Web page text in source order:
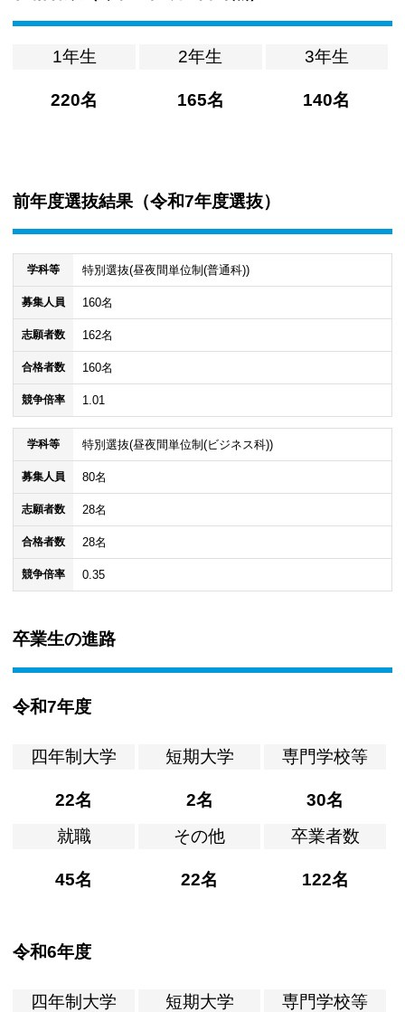
1年生
220名
2年生
165名
3年生
140名
前年度選抜結果（令和7年度選抜）
学科等 特別選抜(昼夜間単位制(普通科))
募集人員 160名
志願者数 162名
合格者数 160名
競争倍率 1.01
学科等 特別選抜(昼夜間単位制(ビジネス科))
募集人員 80名
志願者数 28名
合格者数 28名
競争倍率 0.35
卒業生の進路
令和7年度
四年制大学
22名
短期大学
2名
専門学校等
30名
就職
45名
その他
22名
卒業者数
122名
令和6年度
四年制大学 短期大学 専門学校等